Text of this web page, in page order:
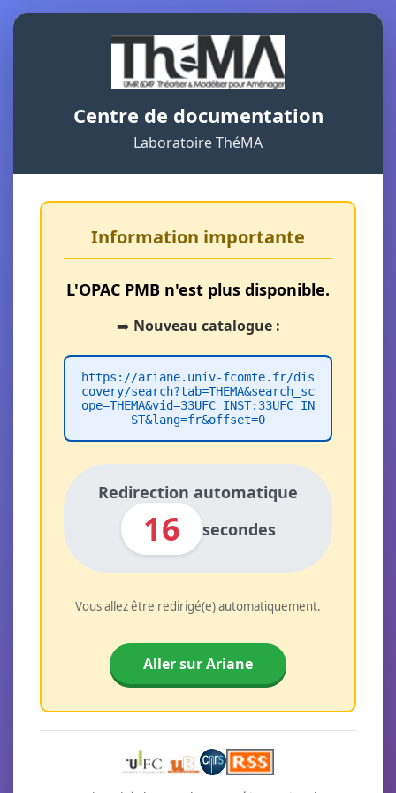
Centre de documentation
Laboratoire ThéMA
Information importante
L'OPAC PMB n'est plus disponible.
➡️ Nouveau catalogue :
https://ariane.univ-fcomte.fr/dis
covery/search?tab=THEMA&search_sc
ope=THEMA&vid=33UFC_INST:33UFC_IN
ST&lang=fr&offset=0
Redirection automatique
16 secondes
Vous allez être redirigé(e) automatiquement.
Aller sur Ariane